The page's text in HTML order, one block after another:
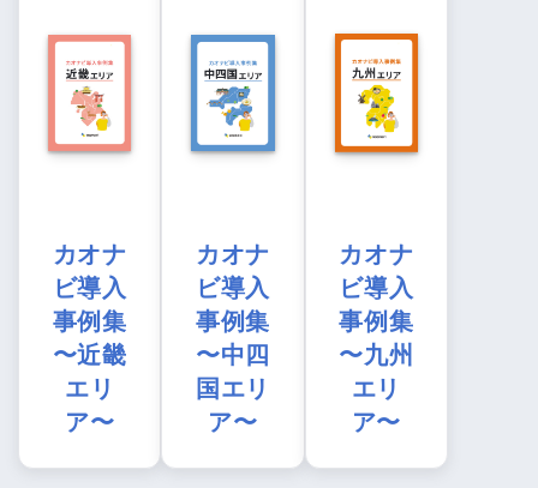
カオナ
ビ導入
事例集
〜近畿
エリ
ア〜
カオナ
ビ導入
事例集
〜中四
国エリ
ア〜
カオナ
ビ導入
事例集
〜九州
エリ
ア〜